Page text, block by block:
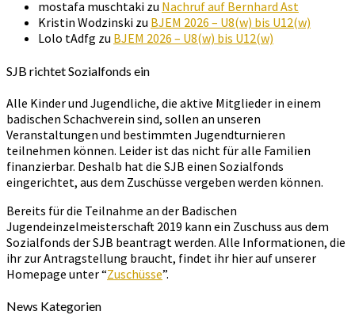
mostafa muschtaki zu Nachruf auf Bernhard Ast
Kristin Wodzinski zu BJEM 2026 – U8(w) bis U12(w)
Lolo tAdfg zu BJEM 2026 – U8(w) bis U12(w)
SJB richtet Sozialfonds ein
Alle Kinder und Jugendliche, die aktive Mitglieder in einem
badischen Schachverein sind, sollen an unseren
Veranstaltungen und bestimmten Jugendturnieren
teilnehmen können. Leider ist das nicht für alle Familien
finanzierbar. Deshalb hat die SJB einen Sozialfonds
eingerichtet, aus dem Zuschüsse vergeben werden können.
Bereits für die Teilnahme an der Badischen
Jugendeinzelmeisterschaft 2019 kann ein Zuschuss aus dem
Sozialfonds der SJB beantragt werden. Alle Informationen, die
ihr zur Antragstellung braucht, findet ihr hier auf unserer
Homepage unter “Zuschüsse”.
News Kategorien